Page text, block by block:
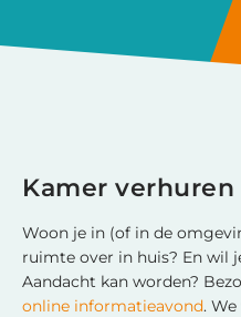
Kamer
Woon je in (of in de
ruimte over in huis? En wil
Aandacht kan worden?
online informatieavond.